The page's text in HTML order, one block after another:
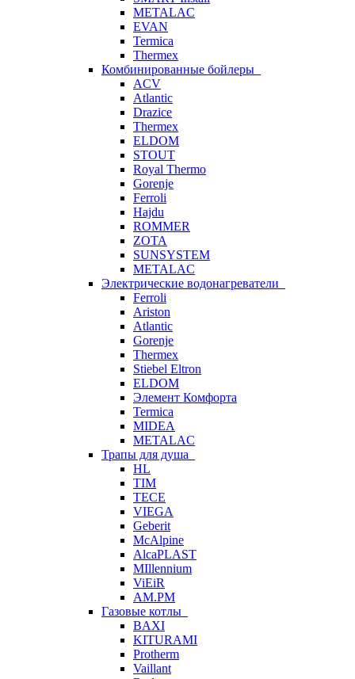
METALAC
EVAN
Termica
Thermex
Комбинированные бойлеры
ACV
Atlantic
Drazice
Thermex
ELDOM
STOUT
Royal Thermo
Gorenje
Ferroli
Hajdu
ROMMER
ZOTA
SUNSYSTEM
METALAC
Электрические водонагреватели
Ferroli
Ariston
Atlantic
Gorenje
Thermex
Stiebel Eltron
ELDOM
Элемент Комфорта
Termica
MIDEA
METALAC
Трапы для душа
HL
TIM
TECE
VIEGA
Geberit
McAlpine
AlcaPLAST
MIllennium
ViEiR
AM.PM
Газовые котлы
BAXI
KITURAMI
Protherm
Vaillant